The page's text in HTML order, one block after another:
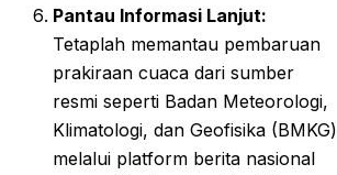
Pantau Informasi Lanjut:
Tetaplah memantau pembaruan
prakiraan cuaca dari sumber
resmi seperti Badan Meteorologi,
Klimatologi, dan Geofisika (BMKG)
melalui platform berita nasional